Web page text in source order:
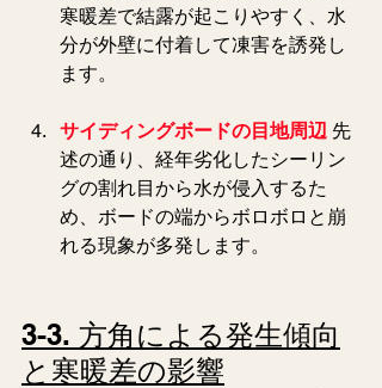
寒暖差で結露が起こりやすく、水
分が外壁に付着して凍害を誘発し
ます。
サイディングボードの目地周辺 先
述の通り、経年劣化したシーリン
グの割れ目から水が侵入するた
め、ボードの端からボロボロと崩
れる現象が多発します。
3-3. 方角による発生傾向
と寒暖差の影響